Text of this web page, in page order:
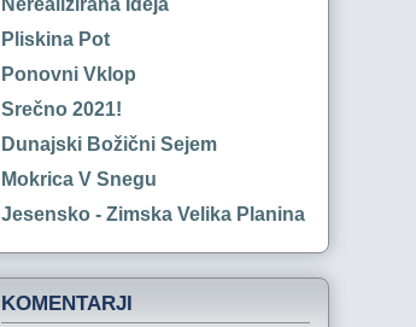
Nerealizirana Ideja
Pliskina Pot
Ponovni Vklop
Srečno 2021!
Dunajski Božični Sejem
Mokrica V Snegu
Jesensko - Zimska Velika Planina
KOMENTARJI